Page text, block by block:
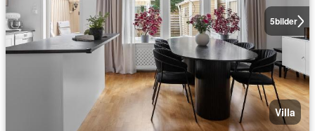
5bilder
Villa